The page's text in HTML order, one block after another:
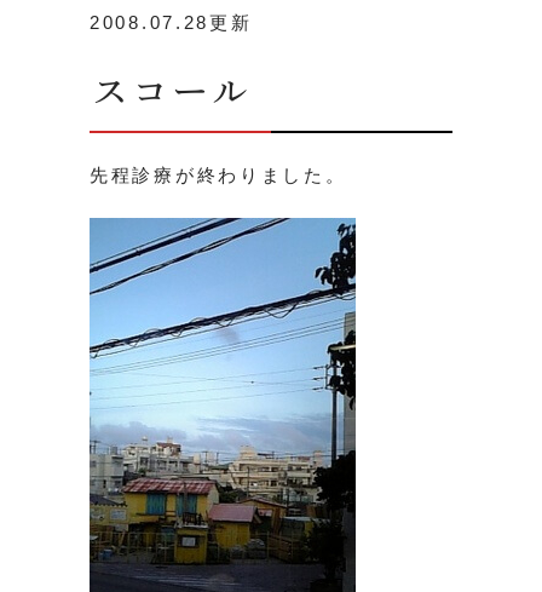
2008.07.28更新
スコール
先程診療が終わりました。